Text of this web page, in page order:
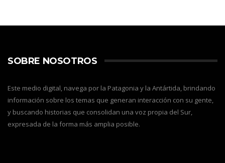
SOBRE NOSOTROS
Este medio digital, navega por la Patagonia y la Antártida, brindando
información sobre los temas que generan interacción con su gente,
y buscando historias que consolidan una voz propia del Sur,
expresada de la forma más amplia posible.